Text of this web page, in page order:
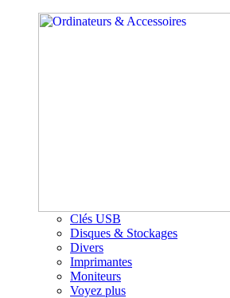
Clés USB
Disques & Stockages
Divers
Imprimantes
Moniteurs
Voyez plus